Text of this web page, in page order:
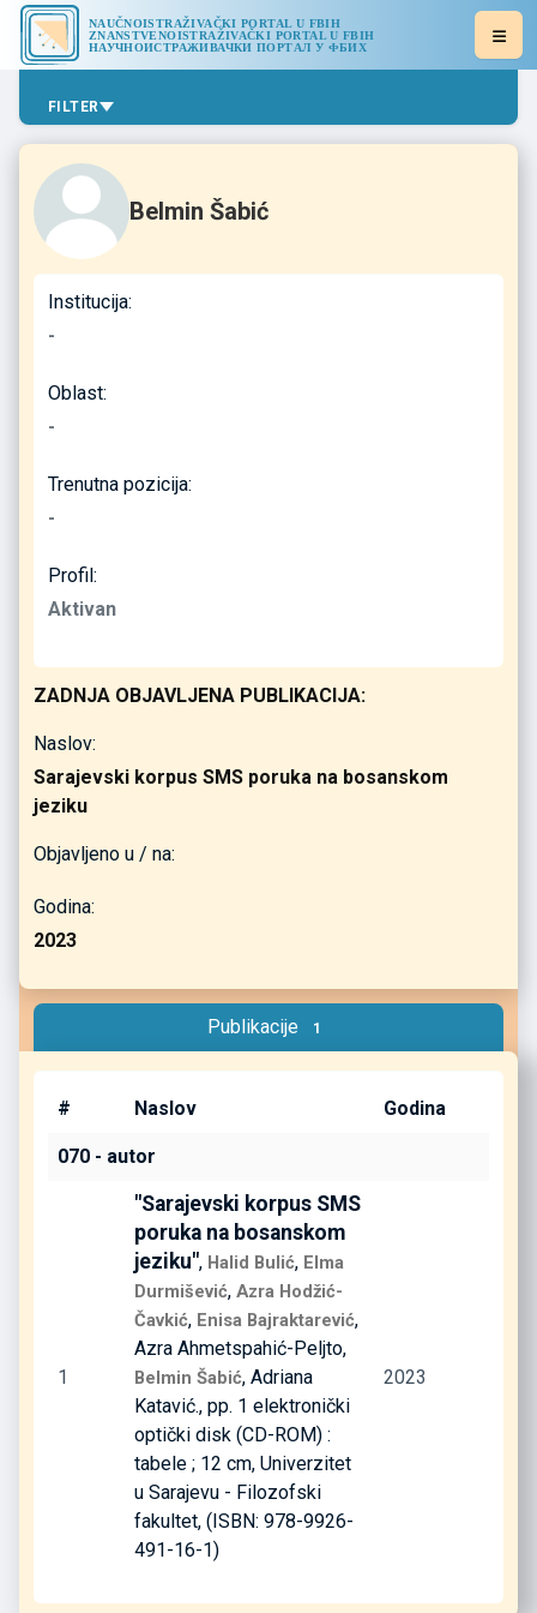
NAUČNOISTRAŽIVAČKI PORTAL U FBIH
ZNANSTVENOISTRAŽIVAČKI PORTAL U FBIH
НАУЧНОИСТРАЖИВАЧКИ ПОРТАЛ У ФБИХ
FILTER
Belmin Šabić
Institucija:
-
Oblast:
-
Trenutna pozicija:
-
Profil:
Aktivan
ZADNJA OBJAVLJENA PUBLIKACIJA:
Naslov:
Sarajevski korpus SMS poruka na bosanskom
jeziku
Objavljeno u / na:
Godina:
2023
Publikacije 1
# Naslov Godina
070 - autor
1
"Sarajevski korpus SMS
poruka na bosanskom
jeziku", Halid Bulić, Elma
Durmišević, Azra Hodžić-
Čavkić, Enisa Bajraktarević,
Azra Ahmetspahić-Peljto,
Belmin Šabić, Adriana
Katavić., pp. 1 elektronički
optički disk (CD-ROM) :
tabele ; 12 cm, Univerzitet
u Sarajevu - Filozofski
fakultet, (ISBN: 978-9926-
491-16-1)
2023